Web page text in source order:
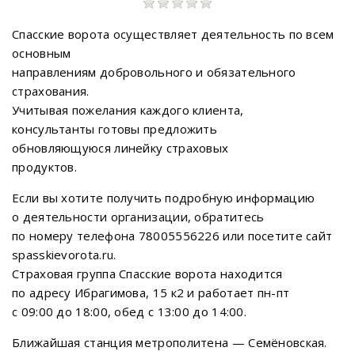
Спасские ворота осуществляет деятельность по всем
основным
направлениям добровольного и обязательного
страхования.
Учитывая пожелания каждого клиента,
консультанты готовы предложить
обновляющуюся линейку страховых
продуктов.
Если вы хотите получить подробную информацию
о деятельности организации, обратитесь
по номеру телефона 78005556226 или посетите сайт
spasskievorota.ru.
Страховая группа Спасские ворота находится
по адресу Ибрагимова, 15 к2 и работает пн-пт
с 09:00 до 18:00, обед с 13:00 до 14:00.
Ближайшая станция метрополитена — Семёновская.